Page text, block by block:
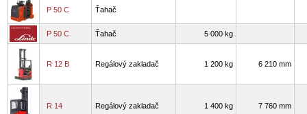
P 50 C Ťahač
P 50 C Ťahač 5 000 kg
R 12 B Regálový zakladač 1 200 kg 6 210 mm
R 14 Regálový zakladač 1 400 kg 7 760 mm